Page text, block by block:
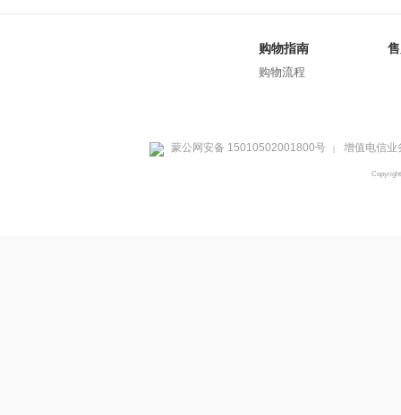
购物指南
购物流程
蒙公网安备 15010502001800号 | 增值电信业